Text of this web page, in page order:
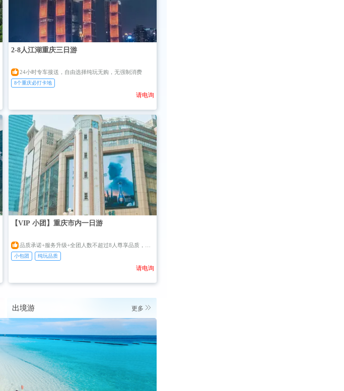
2-8人江湖重庆三日游
 24小时专车接送，自由选择纯玩无购，无强制消费
8个重庆必打卡地
请电询
【VIP 小团】重庆市内一日游
 品质承诺+服务升级+全团人数不超过8人尊享品质，不交叉不聚集，同团人数少
小包团 纯玩品质
请电询
出境游 更多 